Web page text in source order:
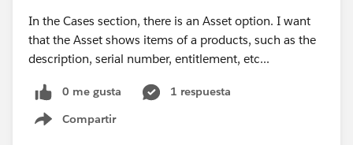
In the Cases section, there is an Asset option. I want
that the Asset shows items of a products, such as the
description, serial number, entitlement, etc...
0 me gusta
1 respuesta
Compartir
Show menu